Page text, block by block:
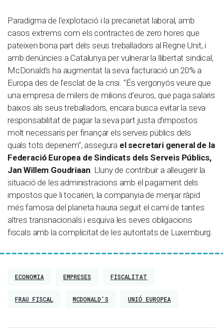
Paradigma de l’explotació i la precarietat laboral, amb
casos extrems com els contractes de zero hores que
pateixen bona part dels seus treballadors al Regne Unit, i
amb denúncies a Catalunya per vulnerar la llibertat sindical,
McDonald’s ha augmentat la seva facturació un 20% a
Europa des de l’esclat de la crisi. “És vergonyós veure que
una empresa de milers de milions d’euros, que paga salaris
baixos als seus treballadors, encara busca evitar la seva
responsabilitat de pagar la seva part justa d’impostos
molt necessaris per finançar els serveis públics dels
quals tots depenem”, assegura el secretari general de la
Federació Europea de Sindicats dels Serveis Públics,
Jan Willem Goudriaan. Lluny de contribuir a alleugerir la
situació de les administracions amb el pagament dels
impostos que li tocarien, la companyia de menjar ràpid
més famosa del planeta hauria seguit el camí de tantes
altres transnacionals i esquiva les seves obligacions
fiscals amb la complicitat de les autoritats de Luxemburg.
ECONOMIA EMPRESES FISCALITAT
FRAU FISCAL MCDONALD'S UNIÓ EUROPEA